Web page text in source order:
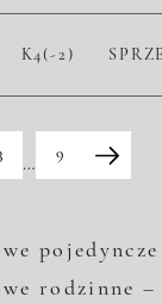
K4(-2)
…
9
pojedyncze
rodzinne –